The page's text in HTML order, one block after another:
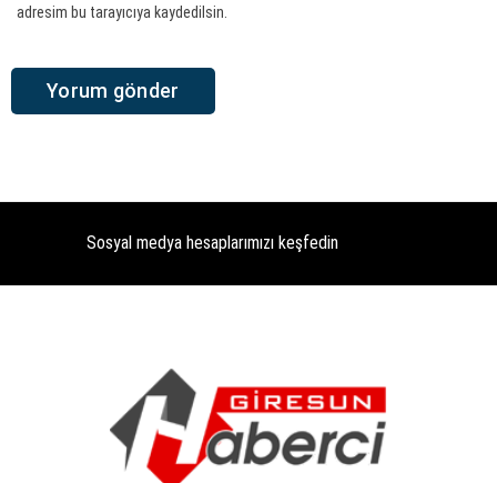
adresim bu tarayıcıya kaydedilsin.
Sosyal medya hesaplarımızı keşfedin